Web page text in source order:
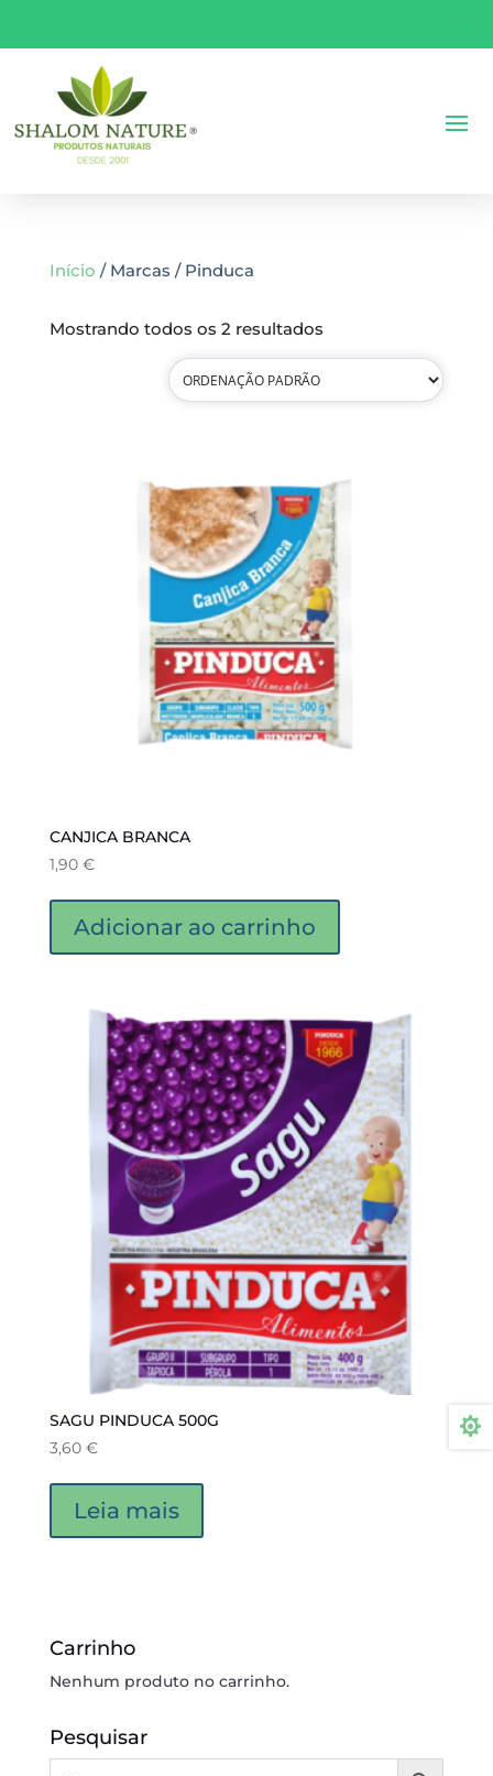
Início / Marcas / Pinduca
Mostrando todos os 2 resultados
CANJICA BRANCA
1,90 €
Adicionar ao carrinho
SAGU PINDUCA 500G
3,60 €
Leia mais
Carrinho
Nenhum produto no carrinho.
Pesquisar
